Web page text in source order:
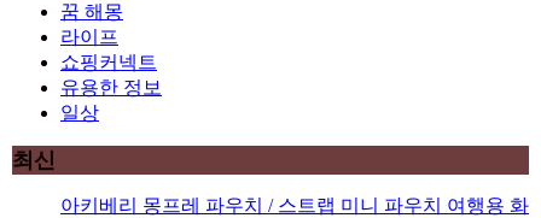
꿈 해몽
라이프
쇼핑커넥트
유용한 정보
일상
최신
아키베리 몽프레 파우치 / 스트랩 미니 파우치 여행용 화